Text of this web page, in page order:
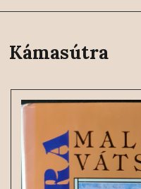
Kámasútra